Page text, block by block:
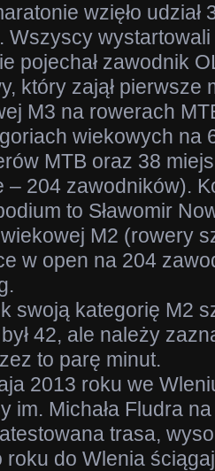
wzięło udział
Wszyscy
pojechał zawodnik
który zajął pierwsze
M3 na rowerach
wiekowych na
MTB oraz 38
204 zawodników).
to Sławomir
M2 (rowery
w open na 204
swoją kategorię M2
42, ale należy
to parę minut.
2013 roku we
im. Michała Fludra
trasa,
roku do Wlenia